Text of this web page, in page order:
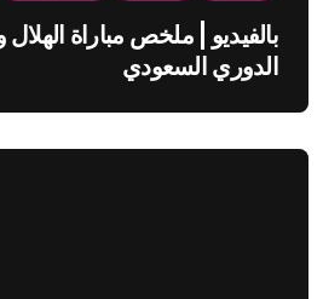
الدوري السعودي